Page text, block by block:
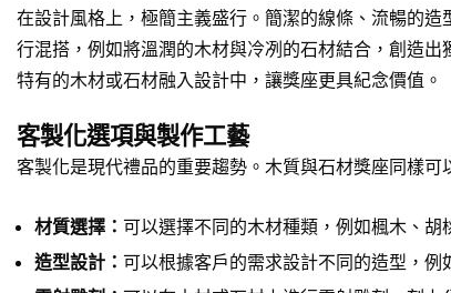
在設計風格上，極簡主義盛行。簡潔的線條、流暢的
行混搭，例如將溫潤的木材與冷冽的石材結合，創造
特有的木材或石材融入設計中，讓獎座更具紀念價值。
客製化選項與製作工藝
客製化是現代禮品的重要趨勢。木質與石材獎座同樣
材質選擇： 可以選擇不同的木材種類，例如楓木、
造型設計： 可以根據客戶的需求設計不同的造型，例